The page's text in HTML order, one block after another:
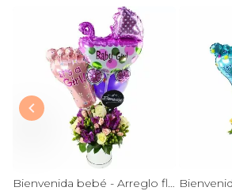
Bienvenida bebé - Arreglo floral con globos, rosas blanci, minirosas rosado, astromelias morado e hypericum